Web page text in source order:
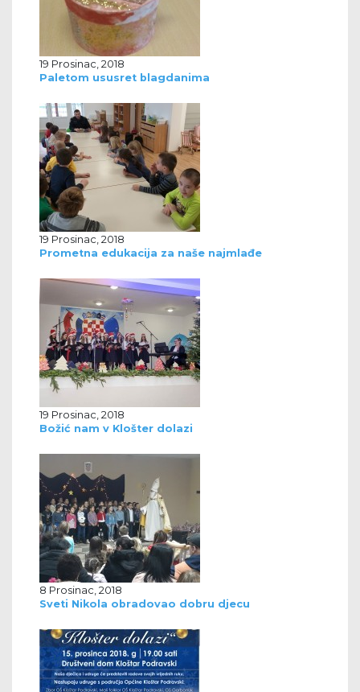
19 Prosinac, 2018
Paletom ususret blagdanima
19 Prosinac, 2018
Prometna edukacija za naše najmlađe
19 Prosinac, 2018
Božić nam v Klošter dolazi
8 Prosinac, 2018
Sveti Nikola obradovao dobru djecu